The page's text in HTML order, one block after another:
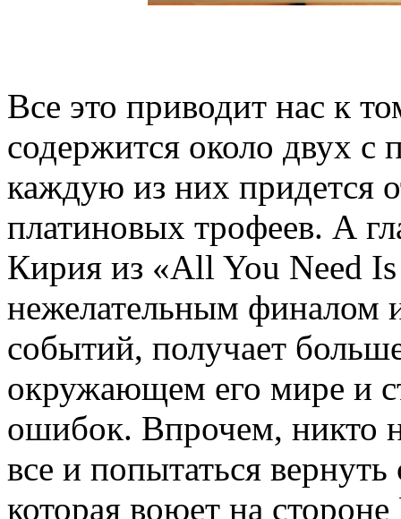
Все это приводит нас к
содержится около двух с
каждую из них придется
платиновых трофеев. А
Кирия из «All You Need
нежелательным финалом
событий, получает
окружающем его мире и
ошибок. Впрочем, никто
все и попытаться
которая воюет на